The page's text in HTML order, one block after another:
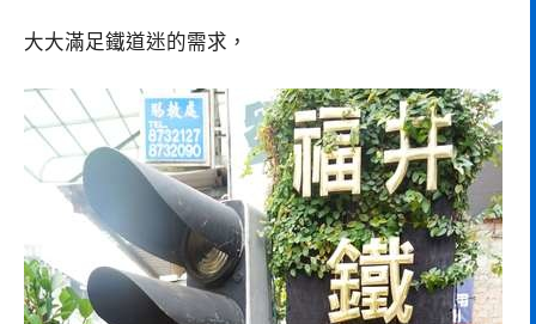
大大滿足鐵道迷的需求，